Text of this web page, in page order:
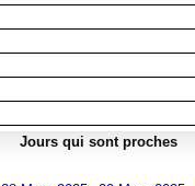
Jours qui sont proches